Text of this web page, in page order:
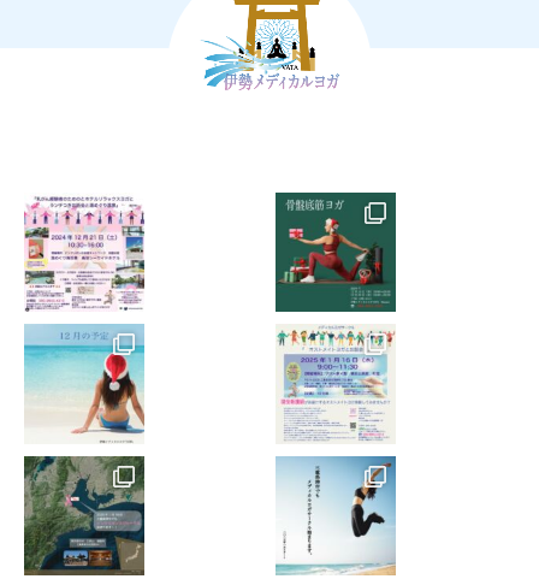
10. レッスン中、少しでも体調の変化に気づいた場合
は、直ちにスタッフに申し出てレッスンを中止していた
症が発生した場合、死亡した場合、流産した場合につい
ても、自ら責任を負うことを承諾し、その原因のいかん
に関わらず、関係者に対する一切の責任を負いかねま
す。
12. 万一、レッスン中に負傷・疾病などが発生した場
合、医師および関係者が応急処置を施すことに承諾し、
その応急処置の結果に異議を唱えない様お願いします。
13. 私物の破損、紛失や盗難などに関しても自ら責任を
負う様お願いします。
14. 施設利用にあたり器物の破壊や損失した場合は自身
で責任を負うようお願いします。